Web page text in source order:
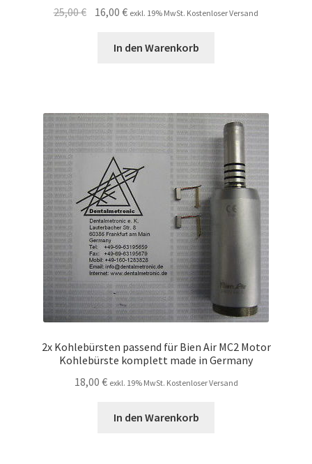
25,00€ Ursprünglicher
16,00€Aktueller
ist:
exkl. 19% MwSt. Kostenloser Versand
In den Warenkorb
2x Kohlebürsten passend für Bien Air MC2 Motor
Kohlebürste komplett made in Germany
18,00 € exkl. 19% MwSt. Kostenloser Versand
In den Warenkorb